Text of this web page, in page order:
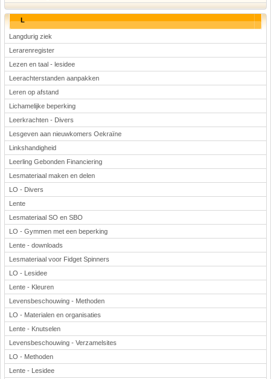
L
Langdurig ziek
Lerarenregister
Lezen en taal - lesidee
Leerachterstanden aanpakken
Leren op afstand
Lichamelijke beperking
Leerkrachten - Divers
Lesgeven aan nieuwkomers Oekraïne
Linkshandigheid
Leerling Gebonden Financiering
Lesmateriaal maken en delen
LO - Divers
Lente
Lesmateriaal SO en SBO
LO - Gymmen met een beperking
Lente - downloads
Lesmateriaal voor Fidget Spinners
LO - Lesidee
Lente - Kleuren
Levensbeschouwing - Methoden
LO - Materialen en organisaties
Lente - Knutselen
Levensbeschouwing - Verzamelsites
LO - Methoden
Lente - Lesidee